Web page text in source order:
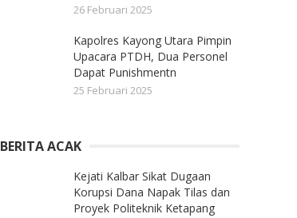
26 Februari 2025
Kapolres Kayong Utara Pimpin
Upacara PTDH, Dua Personel
Dapat Punishmentn
25 Februari 2025
BERITA ACAK
Kejati Kalbar Sikat Dugaan
Korupsi Dana Napak Tilas dan
Proyek Politeknik Ketapang